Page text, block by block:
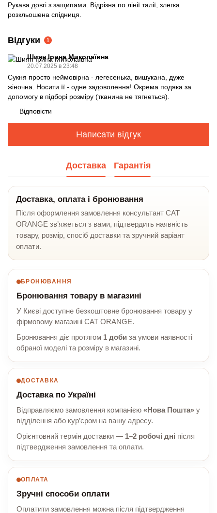
Рукава довгі з защипами. Відрізна по лінії талії, злегка
розкльошена спідниця.
Відгуки 1
Шиян Ірина Миколаївна
20.07.2025 в 23:48
Сукня просто неймовірна - легесенька, вишукана, дуже
жіночна. Носити її - одне задоволення! Окрема подяка за
допомогу в підборі розміру (тканина не тягнеться).
Відповісти
Написати відгук
Доставка Гарантія
Доставка, оплата і бронювання
Після оформлення замовлення консультант CAT
ORANGE зв’яжеться з вами, підтвердить наявність
товару, розмір, спосіб доставки та зручний варіант
оплати.
БРОНЮВАННЯ
Бронювання товару в магазині
У Києві доступне безкоштовне бронювання товару у
фірмовому магазині CAT ORANGE.
Бронювання діє протягом 1 доби за умови наявності
обраної моделі та розміру в магазині.
ДОСТАВКА
Доставка по Україні
Відправляємо замовлення компанією «Нова Пошта» у
відділення або кур’єром на вашу адресу.
Орієнтовний термін доставки — 1–2 робочі дні після
підтвердження замовлення та оплати.
ОПЛАТА
Зручні способи оплати
Оплатити замовлення можна після підтвердження